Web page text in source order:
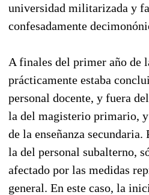
universidad militarizada y
confesadamente
A finales del primer año de
prácticamente estaba
personal docente, y fuera
la del magisterio primario, y
de la enseñanza secundaria.
la del personal subalterno,
afectado por las medidas
general. En este caso, la